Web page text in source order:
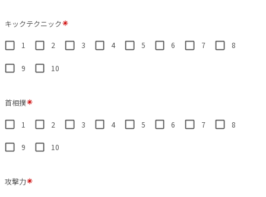
キックテクニック
1 2 3 4 5 6 7 8
9 10
首相撲
1 2 3 4 5 6 7 8
9 10
攻撃力